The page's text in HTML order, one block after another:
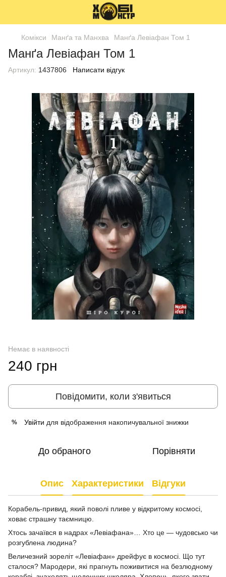
Комікси Манґа та Манхва Манґа Левіафан Том 1
Манґа Левіафан Том 1
Артикул: 1437806 Написати відгук
Немає в наявності
240 грн
Повідомити, коли з'явиться
% Увійти для відображення накопичувальної знижки
До обраного Порівняти
Опис Характеристики Відгуки
Корабель-привид, який поволі пливе у відкритому космосі,
ховає страшну таємницю.
Хтось зачаївся в надрах «Левіафана»… Хто це — чудовсько чи
розгублена людина?
Величезний зореліт «Левіафан» дрейфує в космосі. Що тут
сталося? Мародери, які прагнуть поживитися на безлюдному